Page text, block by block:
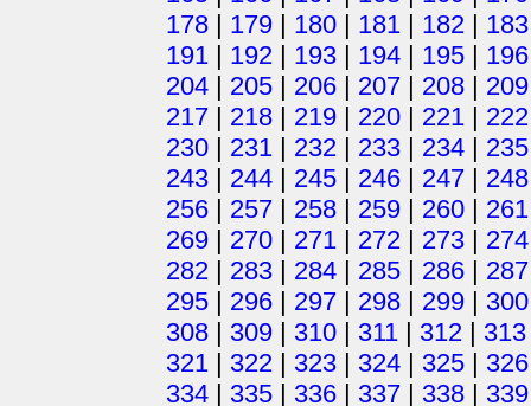
178 | 179 | 180 | 181 | 182 | 183
191 | 192 | 193 | 194 | 195 | 196
204 | 205 | 206 | 207 | 208 | 209
217 | 218 | 219 | 220 | 221 | 222
230 | 231 | 232 | 233 | 234 | 235
243 | 244 | 245 | 246 | 247 | 248
256 | 257 | 258 | 259 | 260 | 261
269 | 270 | 271 | 272 | 273 | 274
282 | 283 | 284 | 285 | 286 | 287
295 | 296 | 297 | 298 | 299 | 300
308 | 309 | 310 | 311 | 312 | 313
321 | 322 | 323 | 324 | 325 | 326
334 | 335 | 336 | 337 | 338 | 339